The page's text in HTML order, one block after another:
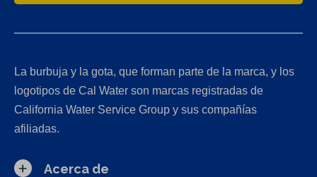
La burbuja y la gota, que forman parte de la marca, y los
logotipos de Cal Water son marcas registradas de
California Water Service Group y sus compañías
afiliadas.
Acerca de